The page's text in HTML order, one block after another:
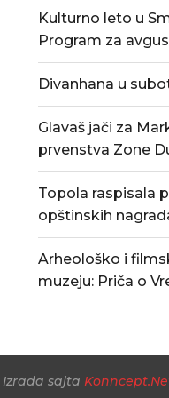
Povećan rizik od
građanima
Kulturno leto u
Program za
Divanhana u
Glavaš jači za
prvenstva Zone
Topola raspisala
opštinskih
Arheološko i
muzeju: Priča o
Izrada sajta